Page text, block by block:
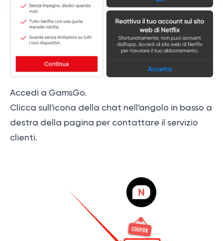
Accedi a GamsGo.
Clicca sull'icona della chat nell'angolo in basso a
destra della pagina per contattare il servizio
clienti.